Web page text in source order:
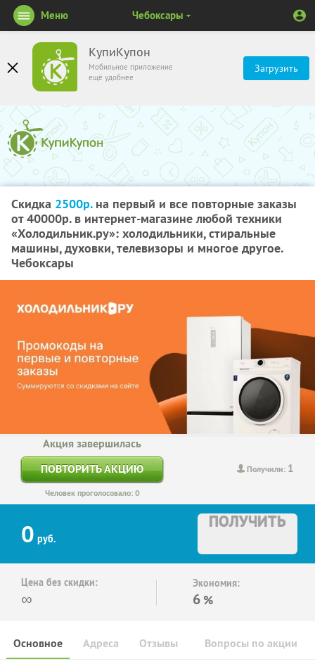
КупиКупон
Мобильное приложение
ещё удобнее
Загрузить
Меню Чебоксары
Скидка 2500р.на первый и все повторные заказы
от 40000р. в интернет-магазине любой техники
«Холодильник.ру»: холодильники, стиральные
машины, духовки, телевизоры и многое другое.
Чебоксары
Получили: 1
Акция завершилась
ПОВТОРИТЬ АКЦИЮ
Человек проголосовало: 0
0 руб.
ПОЛУЧИТЬ
Цена без скидки:
∞
Экономия:
6 %
Основное Отзывы Вопросы по акции
Адреса